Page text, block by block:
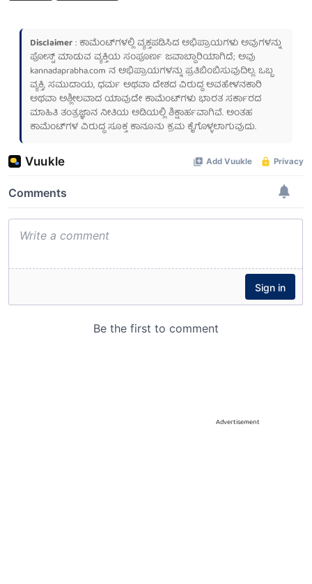
Disclaimer: ಕಾಮೆಂಟ್‌ಗಳಲ್ಲಿ ವ್ಯಕ್ತಪಡಿಸಿದ ಅಭಿಪ್ರಾಯಗಳು ಅವುಗಳನ್ನು
ಪೋಸ್ಟ್ ಮಾಡುವ ವ್ಯಕ್ತಿಯ ಸಂಪೂರ್ಣ ಜವಾಬ್ದಾರಿಯಾಗಿದೆ; ಅವು
kannadaprabha.com ನ ಅಭಿಪ್ರಾಯಗಳನ್ನು ಪ್ರತಿಬಿಂಬಿಸುವುದಿಲ್ಲ. ಒಬ್ಬ
ವ್ಯಕ್ತಿ, ಸಮುದಾಯ, ಧರ್ಮ ಅಥವಾ ದೇಶದ ವಿರುದ್ಧ ಅವಹೇಳನಕಾರಿ
ಅಥವಾ ಅಶ್ಲೀಲವಾದ ಯಾವುದೇ ಕಾಮೆಂಟ್‌ಗಳು ಭಾರತ ಸರ್ಕಾರದ
ಮಾಹಿತಿ ತಂತ್ರಜ್ಞಾನ ನೀತಿಯ ಅಡಿಯಲ್ಲಿ ಶಿಕ್ಷಾರ್ಹವಾಗಿವೆ. ಅಂತಹ
ಕಾಮೆಂಟ್‌ಗಳ ವಿರುದ್ಧ ಸೂಕ್ತ ಕಾನೂನು ಕ್ರಮ ಕೈಗೊಳ್ಳಲಾಗುವುದು.
Advertisement